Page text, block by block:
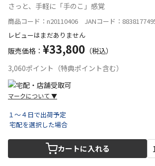
さっと、手軽に「手のこ」感覚
商品コード：n20110406 JANコード：
レビューはまだありません
販売価格： ¥33,800 （税込）
3,060ポイント（特典ポイント含む）
マークについて ▼
１～４日で出荷予定
宅配を選択した場合
カートに入れる